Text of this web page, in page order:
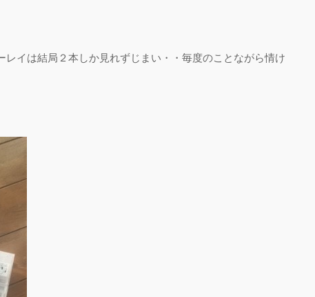
イは結局２本しか見れずじまい・・毎度のことながら情け